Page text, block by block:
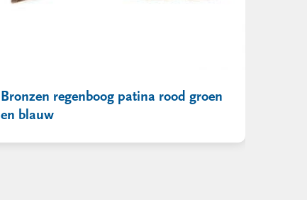
Bronzen regenboog patina rood groen
en blauw